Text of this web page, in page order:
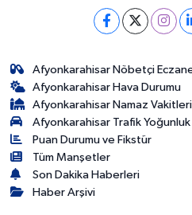
Afyonkarahisar Nöbetçi
Afyonkarahisar Hava Durumu
Afyonkarahisar Namaz Vakitleri
Afyonkarahisar Trafik Yoğunluk
Puan Durumu ve Fikstür
Tüm Manşetler
Son Dakika Haberleri
Haber Arşivi